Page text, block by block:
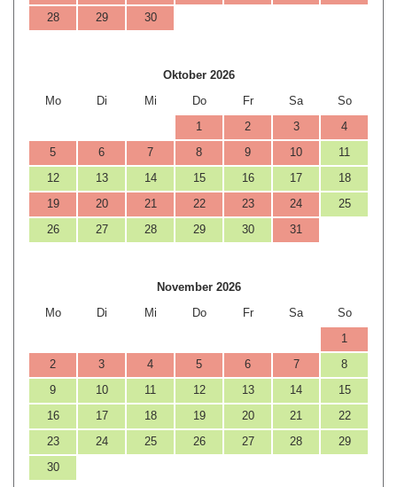
28
29 30
Oktober 2026
Mo
Di Mi Do Fr Sa
So
1
2 3
4
5
6 7 8 9 10
11
12
13 14 15 16 17
18
19
20 21 22 23 24
25
26
27 28 29 30 31
November 2026
Mo
Di Mi Do Fr Sa
So
1
2
3 4 5 6 7
8
9
10 11 12 13 14
15
16
17 18 19 20 21
22
23
24 25 26 27 28
29
30